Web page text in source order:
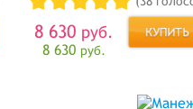
8 630 руб.
8 630 руб.